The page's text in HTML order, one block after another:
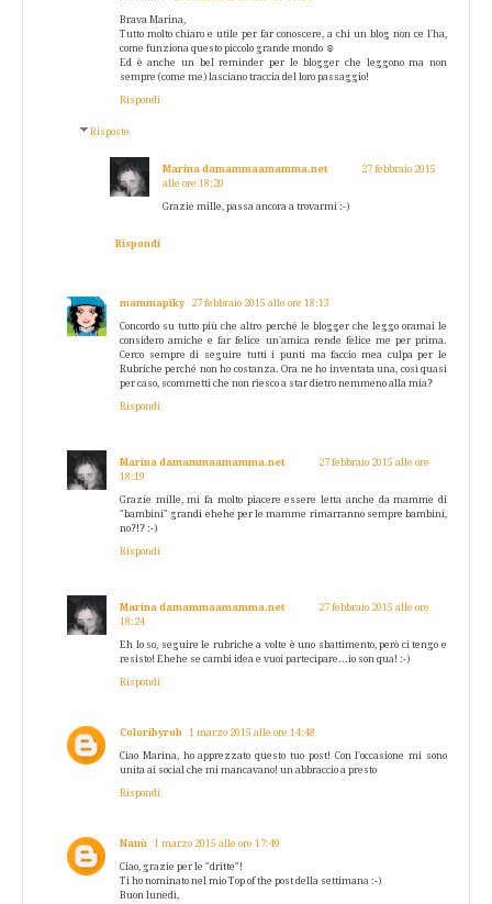
Brava Marina,
Tutto molto chiaro e utile per far conoscere, a chi un blog non ce l'ha,
come funziona questo piccolo grande mondo ☺
Ed è anche un bel reminder per le blogger che leggono ma non
sempre (come me) lasciano traccia del loro passaggio!
Rispondi
Risposte
Marina damammaamamma.net
27 febbraio 2015
alle ore 18:20
Grazie mille, passa ancora a trovarmi :-)
Rispondi
mammapiky 27 febbraio 2015 alle ore 18:13
Concordo su tutto più che altro perché le blogger che leggo oramai le
considero amiche e far felice un'amica rende felice me per prima.
Cerco sempre di seguire tutti i punti ma faccio mea culpa per le
Rubriche perché non ho costanza. Ora ne ho inventata una, così quasi
per caso, scommetti che non riesco a star dietro nemmeno alla mia?
Rispondi
Marina damammaamamma.net
27 febbraio 2015 alle ore
18:19
Grazie mille, mi fa molto piacere essere letta anche da mamme di
"bambini" grandi ehehe per le mamme rimarranno sempre bambini,
no?!? :-)
Rispondi
Marina damammaamamma.net
27 febbraio 2015 alle ore
18:24
Eh lo so, seguire le rubriche a volte è uno sbattimento, però ci tengo e
resisto! Ehehe se cambi idea e vuoi partecipare...io son qua! :-)
Rispondi
Coloribyrob 1 marzo 2015 alle ore 14:48
Ciao Marina, ho apprezzato questo tuo post! Con l'occasione mi sono
unita ai social che mi mancavano! un abbraccio a presto
Rispondi
Nanù 1 marzo 2015 alle ore 17:49
Ciao, grazie per le "dritte"!
Ti ho nominato nel mio Top of the post della settimana :-)
Buon lunedì,